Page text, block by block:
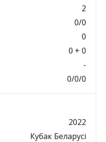
2
0/0
0
0 + 0
-
0/0/0
2022
Кубак Беларусі